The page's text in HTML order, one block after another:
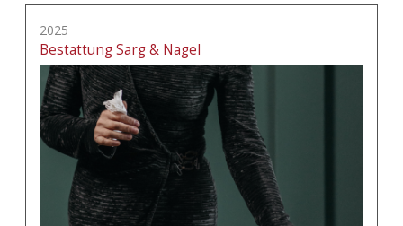
2025
Bestattung Sarg & Nagel